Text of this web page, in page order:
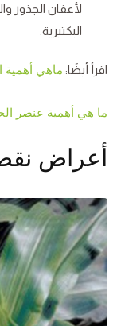
لأعفان الجذور
البكتيرية.
اقرأ أيضًا: ماهي أهمية
ما هي أهمية عنصر
أعراض